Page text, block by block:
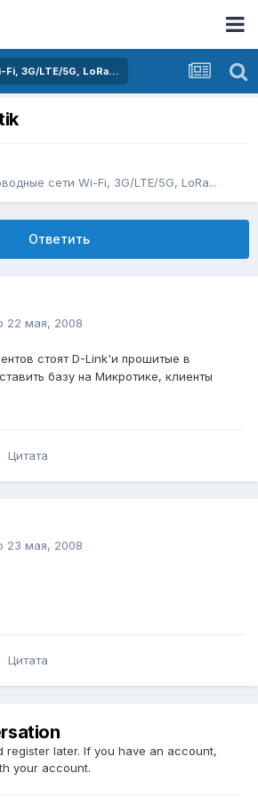
3G/LTE/5G, LoRa...
сети Wi-Fi, 3G/LTE/5G, LoRa...
Ответить
22 мая, 2008
стоят D-Link'и прошитые в
базу на Микротике, клиенты
Цитата
23 мая, 2008
Цитата
register later. If you have an account,
your account.